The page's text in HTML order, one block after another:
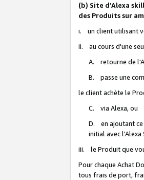
(b) Site d'Alexa
des Produits sur
i. un client utilisant
ii. au cours d'une
A. retourne de
B. passe une
le client achète le
C. via Alexa, ou
D. en ajoutant ce
initial avec l'Alexa
iii. le Produit que
Pour chaque Achat
tous frais de port,